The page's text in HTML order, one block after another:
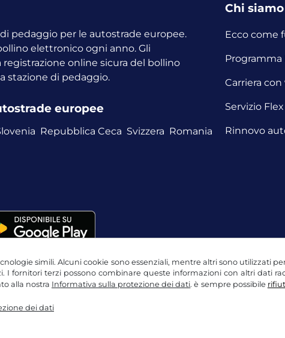
simili. Alcuni cookie sono essenziali, mentre altri sono utilizzati
I fornitori terzi possono combinare queste informazioni con altri dati
alla nostra Informativa sulla protezione dei dati. è sempre possibile
dei dati
pedaggio per le autostrade europee.
elettronico ogni anno. Gli
online sicura del bollino
stazione di pedaggio.
europee
Repubblica Ceca Svizzera Romania
Chi siamo
Ecco come
Programma
Carriera
Servizio Flex
Rinnovo